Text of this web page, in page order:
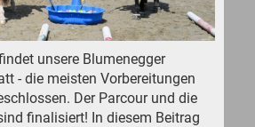
unsere Blumenegger
- die meisten Vorbereitungen
Der Parcour und die
finalisiert! In diesem Beitrag